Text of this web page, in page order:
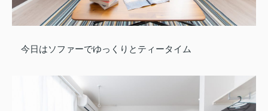
今日はソファーでゆっくりとティータイム